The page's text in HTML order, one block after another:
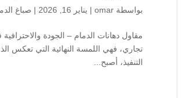
بواسطة omar
| يناير 16, 2026 | صباغ
مقاول دهانات الدمام – الجودة
تجاري، فهي اللمسة النهائية التي تعكس
التنفيذ، أصبح...